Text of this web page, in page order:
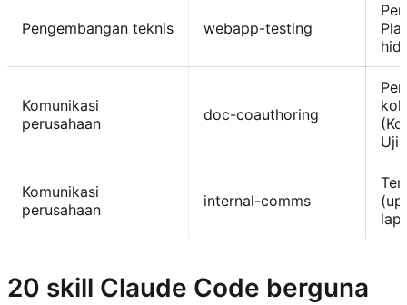
Pengembangan teknis webapp-testing
Komunikasi
perusahaan
doc-coauthoring
Uji
Komunikasi
perusahaan
internal-comms
20 skill Claude Code berguna